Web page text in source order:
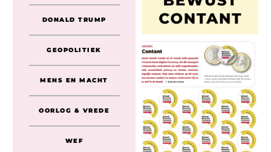
DONALD TRUMP
GEOPOLITIEK
MENS EN MACHT
OORLOG & VREDE
WEF